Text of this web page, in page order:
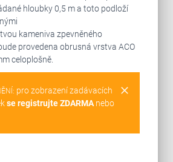
hloubky 0,5 m a toto podloží
kameniva zpevněného
provedena obrusná vrstva ACO
celoplošně.
clear
pro zobrazení zadávacích
se registrujte ZDARMAnebo